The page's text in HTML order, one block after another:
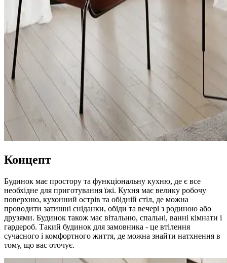
Концепт
Будинок має простору та функціональну кухню, де є все
необхідне для приготування їжі. Кухня має велику робочу
поверхню, кухонний острів та обідній стіл, де можна
проводити затишні сніданки, обіди та вечері з родиною або
друзями. Будинок також має вітальню, спальні, ванні кімнати і
гардероб. Такий будинок для замовника - це втілення
сучасного і комфортного життя, де можна знайти натхнення в
тому, що вас оточує.